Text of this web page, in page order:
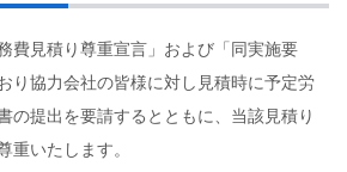
費⾒積り尊重宣⾔」および「同実施要
り協⼒会社の皆様に対し⾒積時に予定労
の提出を要請するとともに、当該⾒積り
重いたします。